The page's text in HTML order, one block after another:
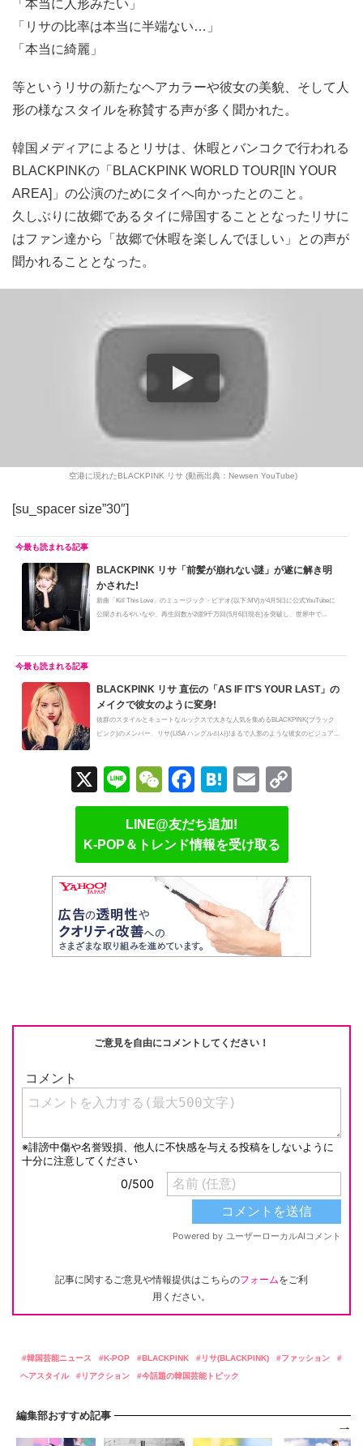
「本当に人形みたい」
「リサの比率は本当に半端ない…」
「本当に綺麗」
等というリサの新たなヘアカラーや彼女の美貌、そして人
形の様なスタイルを称賛する声が多く聞かれた。
韓国メディアによるとリサは、休暇とバンコクで行われる
BLACKPINKの「BLACKPINK WORLD TOUR[IN YOUR
AREA]」の公演のためにタイへ向かったとのこと。
久しぶりに故郷であるタイに帰国することとなったリサに
はファン達から「故郷で休暇を楽しんでほしい」との声が
聞かれることとなった。
空港に現れたBLACKPINK リサ (動画出典：Newsen YouTube)
[su_spacer size”30″]
BLACKPINK リサ「前髪が崩れない謎」が遂に解き明
かされた!
新曲「Kill This Love」のミュージック・ビデオ(以下:MV)が4月5日に公式YouTubeに
公開されるやいなや、再生回数が2億9千万回(5月6日現在)を突破し、世界中で...
BLACKPINK リサ 直伝の「AS IF IT'S YOUR LAST」の
メイクで彼女のように変身!
抜群のスタイルとキュートなルックスで大きな人気を集めるBLACKPINK(ブラック
ピンク)のメンバー、リサ(LISA ハングル리사)!まるで人形のような彼女のビジュア...
X
Li
n
e
W
e
C
h
at
F
a
c
e
b
o
o
k
H
at
e
n
a
E
m
ail
Li
LINE@友だち追加!
K-POP＆トレンド情報を受け取る
ご意見を自由にコメントしてください！
記事に関するご意見や情報提供はこちらのフォームをご利
用ください。
韓国芸能ニュース K-POP BLACKPINK リサ(BLACKPINK)
ファッション
ヘアスタイル
リアクション 今話題の韓国芸能トピック
編集部おすすめ記事